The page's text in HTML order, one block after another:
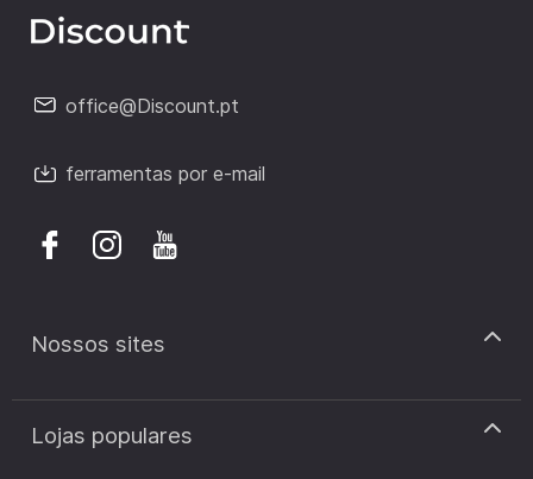
office@Discount.pt
ferramentas por e-mail
Nossos sites
discount.pt
discount.sk
Lojas populares